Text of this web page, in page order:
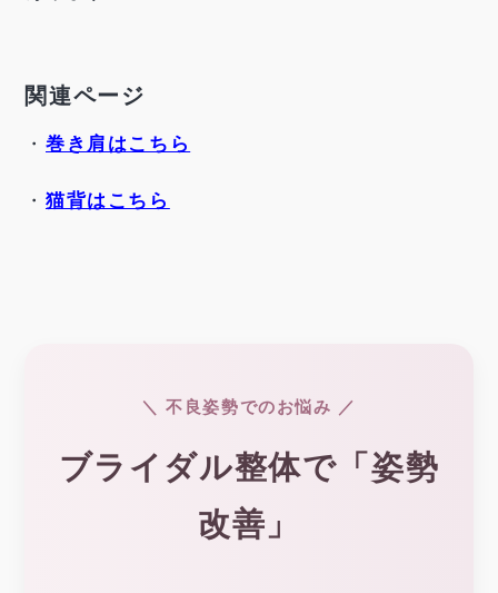
関連ページ
・ 巻き肩はこちら
・ 猫背はこちら
＼ 不良姿勢でのお悩み ／
ブライダル整体で「姿勢
改善」